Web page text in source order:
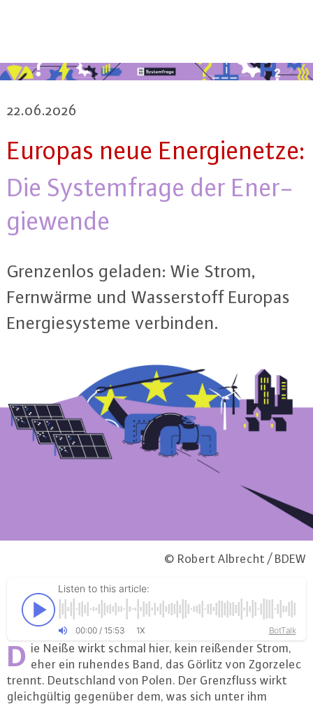
22.06.2026
Europas neue En­er­gie­net­ze:
Die Sys­tem­fra­ge der En­er­
gie­wen­de
Gren­zen­los geladen: Wie Strom,
Fernwärme und Was­ser­stoff Europas
En­er­gie­sys­te­me verbinden.
© Robert Albrecht / BDEW
Listen to this article:
00:00/ 15:53 1X BotTalk
D ie Neiße wirkt schmal hier, kein reißender Strom,
eher ein ruhendes Band, das Görlitz von Zgorzelec
trennt. Deutsch­land von Polen. Der Grenz­fluss wirkt
gleich­gül­tig gegenüber dem, was sich unter ihm